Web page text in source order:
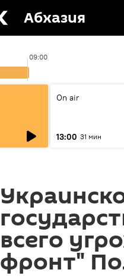
Абхазия
09:00
On air
13:00 31 мин
всего
фронт"